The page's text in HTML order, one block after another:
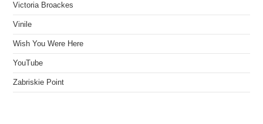
Victoria Broackes
Vinile
Wish You Were Here
YouTube
Zabriskie Point